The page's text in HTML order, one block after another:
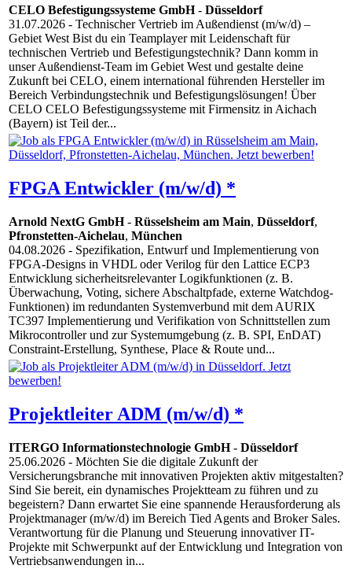
CELO Befestigungssysteme GmbH- Düsseldorf
31.07.2026 - Technischer Vertrieb im Außendienst (m/w/d) –
Gebiet West Bist du ein Teamplayer mit Leidenschaft für
technischen Vertrieb und Befestigungstechnik? Dann komm in
unser Außendienst-Team im Gebiet West und gestalte deine
Zukunft bei CELO, einem international führenden Hersteller im
Bereich Verbindungstechnik und Befestigungslösungen! Über
CELO CELO Befestigungssysteme mit Firmensitz in Aichach
(Bayern) ist Teil der...
FPGA Entwickler (m/w/d) *
Arnold NextG GmbH- Rüsselsheim am Main, Düsseldorf,
Pfronstetten-Aichelau, München
04.08.2026 - Spezifikation, Entwurf und Implementierung von
FPGA-Designs in VHDL oder Verilog für den Lattice ECP3
Entwicklung sicherheitsrelevanter Logikfunktionen (z. B.
Überwachung, Voting, sichere Abschaltpfade, externe Watchdog-
Funktionen) im redundanten Systemverbund mit dem AURIX
TC397 Implementierung und Verifikation von Schnittstellen zum
Mikrocontroller und zur Systemumgebung (z. B. SPI, EnDAT)
Constraint-Erstellung, Synthese, Place & Route und...
Projektleiter ADM (m/w/d) *
ITERGO Informationstechnologie GmbH- Düsseldorf
25.06.2026 - Möchten Sie die digitale Zukunft der
Versicherungsbranche mit innovativen Projekten aktiv mitgestalten?
Sind Sie bereit, ein dynamisches Projektteam zu führen und zu
begeistern? Dann erwartet Sie eine spannende Herausforderung als
Projektmanager (m/w/d) im Bereich Tied Agents and Broker Sales.
Verantwortung für die Planung und Steuerung innovativer IT-
Projekte mit Schwerpunkt auf der Entwicklung und Integration von
Vertriebsanwendungen in...